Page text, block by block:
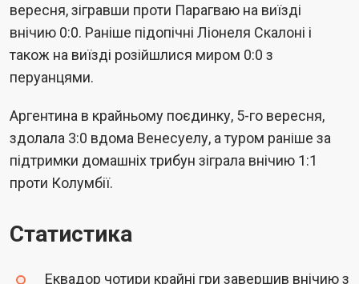
вересня, зігравши проти Парагваю на виїзді
внічию 0:0. Раніше підопічні Ліонеля Скалоні і
також на виїзді розійшлися миром 0:0 з
перуанцями.
Аргентина в крайньому поєдинку, 5-го вересня,
здолала 3:0 вдома Венесуелу, а туром раніше за
підтримки домашніх трибун зіграла внічию 1:1
проти Колумбії.
Статистика
Еквадор чотири крайні гри завершив внічию з